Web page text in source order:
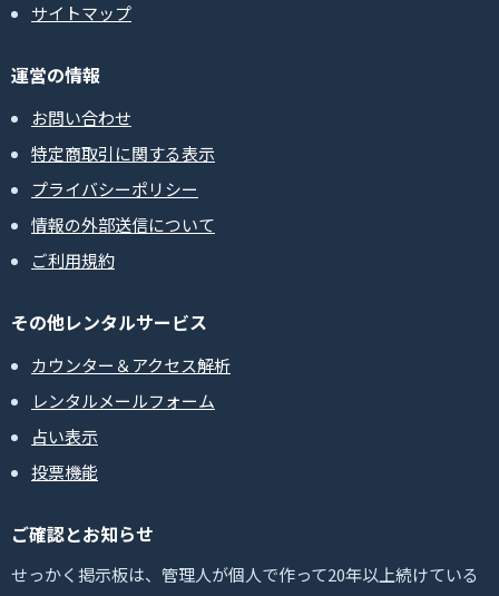
サイトマップ
運営の情報
お問い合わせ
特定商取引に関する表示
プライバシーポリシー
情報の外部送信について
ご利用規約
その他レンタルサービス
カウンター＆アクセス解析
レンタルメールフォーム
占い表示
投票機能
ご確認とお知らせ
せっかく掲示板は、管理人が個人で作って20年以上続けている